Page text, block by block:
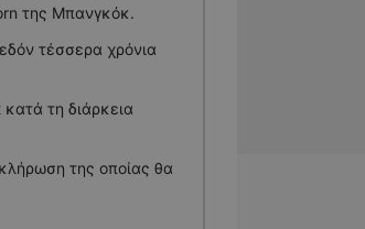
της Μπανγκόκ.
τέσσερα χρόνια
τη διάρκεια
της οποίας θα